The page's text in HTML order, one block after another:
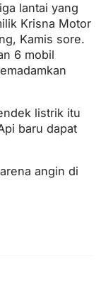
lantai yang
Krisna Motor
Kamis sore.
6 mobil
listrik itu
baru dapat
angin di